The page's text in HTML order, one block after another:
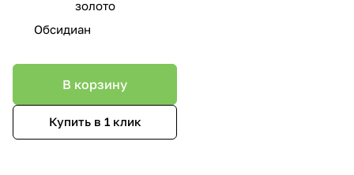
золото
Обсидиан
В корзину
Купить в 1 клик